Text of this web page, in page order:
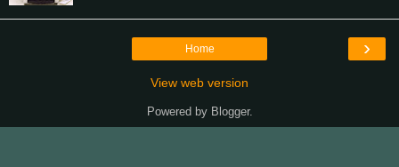
›
Home
View web version
Powered by Blogger.